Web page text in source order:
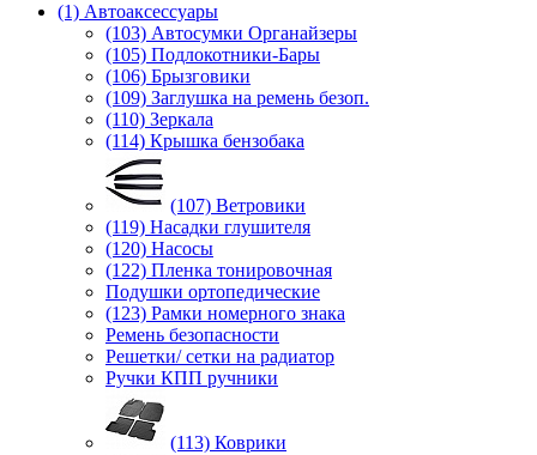
(1) Автоаксессуары
(103) Автосумки Органайзеры
(105) Подлокотники-Бары
(106) Брызговики
(109) Заглушка на ремень безоп.
(110) Зеркала
(114) Крышка бензобака
(107) Ветровики
(119) Насадки глушителя
(120) Насосы
(122) Пленка тонировочная
Подушки ортопедические
(123) Рамки номерного знака
Ремень безопасности
Решетки/ сетки на радиатор
Ручки КПП ручники
(113) Коврики